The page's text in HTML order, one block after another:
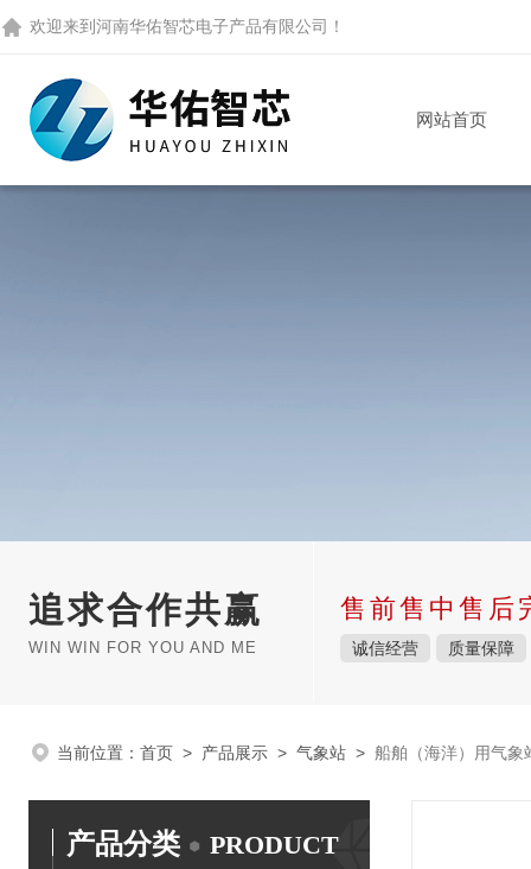
欢迎来到 河南华佑智芯电子产品有限公司 ！
网站首页
追求合作共赢
WIN WIN FOR YOU AND ME
售前售中售后
诚信经营 质量保障
当前位置： 首页 > 产品展示 > 气象站 > 船舶（海洋）用气象
产品分类 PRODUCT